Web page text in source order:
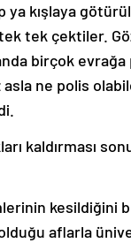
ya kışlaya
tek çektiler.
birçok evrağa
ne polis
kaldırması
kesildiğini
aflarla